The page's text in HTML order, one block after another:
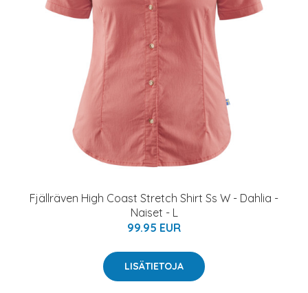
Fjällräven High Coast Stretch Shirt Ss W - Dahlia -
Naiset - L
99.95 EUR
LISÄTIETOJA